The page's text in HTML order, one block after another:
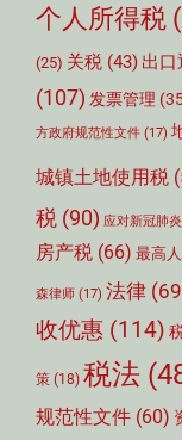
个人所得税
(25) 关税 (43) 出口
(107) 发票管理
方政府规范性文件 (17)
城镇土地使用税
税 (90) 应对新冠肺
房产税 (66) 最高
森律师 (17) 法律
收优惠 (114)
策 (18) 税法
规范性文件 (60)